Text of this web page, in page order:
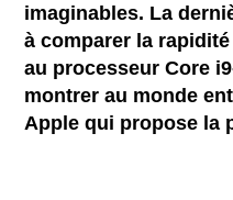
imaginables. La
à comparer la
au processeur Core
montrer au monde
Apple qui propose la